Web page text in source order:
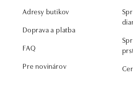
Adresy butikov
Doprava a platba
FAQ
Pre novinárov